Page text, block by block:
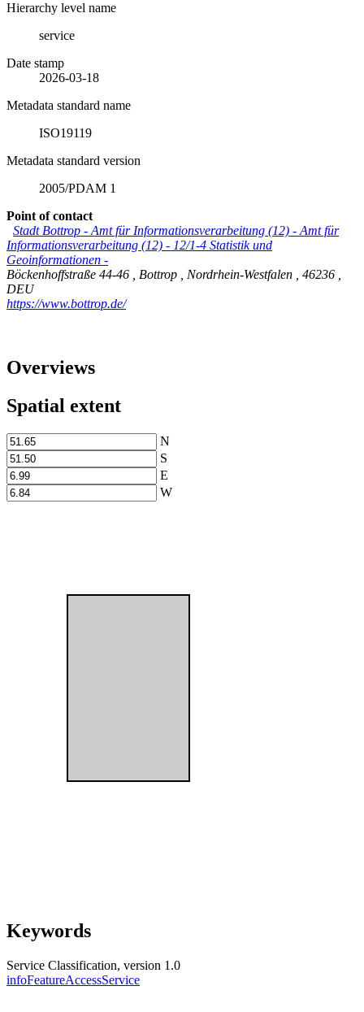
Hierarchy level name
service
Date stamp
2026-03-18
Metadata standard name
ISO19119
Metadata standard version
2005/PDAM 1
Point of contact
Stadt Bottrop - Amt für Informationsverarbeitung (12) - Amt für
Informationsverarbeitung (12) - 12/1-4 Statistik und
Geoinformationen -
Böckenhoffstraße 44-46
Bottrop Nordrhein-Westfalen 46236
DEU
https://www.bottrop.de/
Overviews
Spatial extent
N
S
E
W
Keywords
Service Classification, version 1.0
infoFeatureAccessService